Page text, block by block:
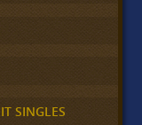
SINGLES